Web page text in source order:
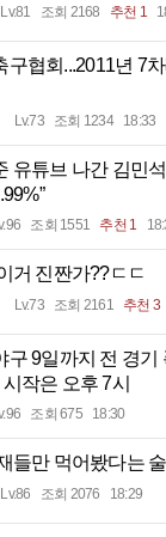
Lv.81 조회 2168 추천 1
구협회...2011년 7
Lv.73 조회 1234 18:33
유튜브 나간 김민
조회 1551 추천 1
거 진짠가??ㄷㄷ
Lv.73 조회 2161 추천 3
구 9일까지 전 경
작은 오후 7시
조회 675 18:30
들만 먹어봤다는
Lv.86 조회 2076 18:29